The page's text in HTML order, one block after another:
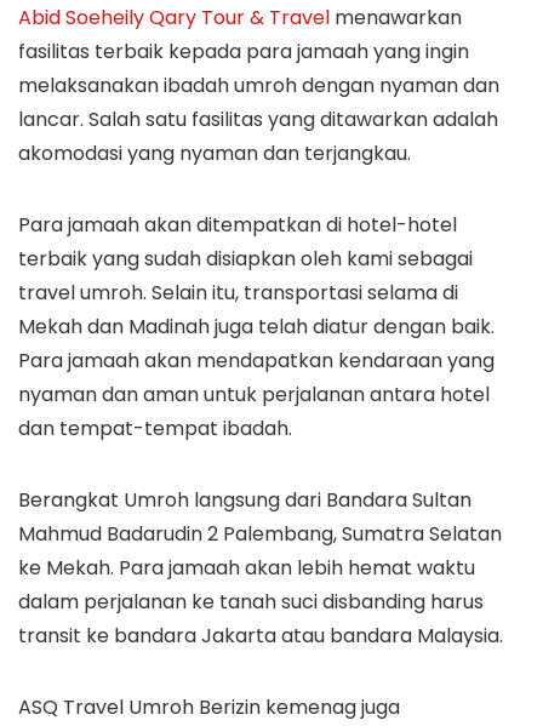
Abid Soeheily Qary Tour & Travel menawarkan
fasilitas terbaik kepada para jamaah yang ingin
melaksanakan ibadah umroh dengan nyaman dan
lancar. Salah satu fasilitas yang ditawarkan adalah
akomodasi yang nyaman dan terjangkau.
Para jamaah akan ditempatkan di hotel-hotel
terbaik yang sudah disiapkan oleh kami sebagai
travel umroh. Selain itu, transportasi selama di
Mekah dan Madinah juga telah diatur dengan baik.
Para jamaah akan mendapatkan kendaraan yang
nyaman dan aman untuk perjalanan antara hotel
dan tempat-tempat ibadah.
Berangkat Umroh langsung dari Bandara Sultan
Mahmud Badarudin 2 Palembang, Sumatra Selatan
ke Mekah. Para jamaah akan lebih hemat waktu
dalam perjalanan ke tanah suci disbanding harus
transit ke bandara Jakarta atau bandara Malaysia.
ASQ Travel Umroh Berizin kemenag juga